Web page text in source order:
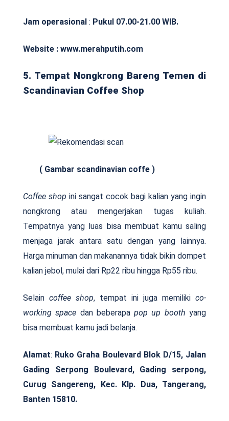
Jam operasional : Pukul 07.00-21.00 WIB.
Website : www.merahputih.com
5. Tempat Nongkrong Bareng Temen di
Scandinavian Coffee Shop
( Gambar scandinavian coffe )
Coffee shop ini sangat cocok bagi kalian yang ingin
nongkrong atau mengerjakan tugas kuliah.
Tempatnya yang luas bisa membuat kamu saling
menjaga jarak antara satu dengan yang lainnya.
Harga minuman dan makanannya tidak bikin dompet
kalian jebol, mulai dari Rp22 ribu hingga Rp55 ribu.
Selain coffee shop, tempat ini juga memiliki co-
working space dan beberapapop up booth yang
bisa membuat kamu jadi belanja.
Alamat: Ruko Graha Boulevard Blok D/15, Jalan
Gading Serpong Boulevard, Gading serpong,
Curug Sangereng, Kec. Klp. Dua, Tangerang,
Banten 15810.